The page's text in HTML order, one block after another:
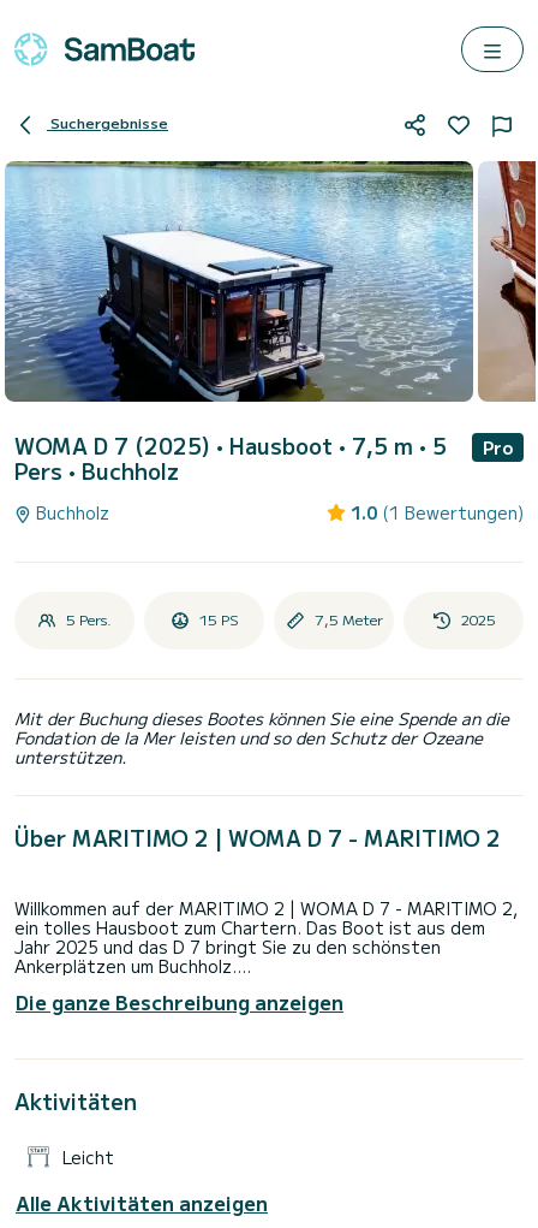
Suchergebnisse
WOMA D 7 (2025) • Hausboot • 7,5 m • 5
Pers • Buchholz
Pro
Buchholz 1.0 (1 Bewertungen)
5 Pers. 15 PS 7,5 Meter 2025
Mit der Buchung dieses Bootes können Sie eine Spende an die
Fondation de la Mer leisten und so den Schutz der Ozeane
unterstützen.
Über MARITIMO 2 | WOMA D 7 - MARITIMO 2
Willkommen auf der MARITIMO 2 | WOMA D 7 - MARITIMO 2,
ein tolles Hausboot zum Chartern. Das Boot ist aus dem
Jahr 2025 und das D 7 bringt Sie zu den schönsten
Ankerplätzen um Buchholz.
Das Boot verfügt über 2 komfortable Kabinen für bis zu 5
Begleiter für einen unvergesslichen Bootsurlaub in der
Unser Team berät Sie gerne zu all Ihren Fragen rund um Ihren
Die ganze Beschreibung anzeigen
Aktivitäten
Leicht
Alle Aktivitäten anzeigen